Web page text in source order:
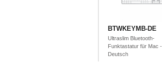
BTWKEYMB-DE
Ultraslim Bluetooth-
Funktastatur für Mac -
Deutsch